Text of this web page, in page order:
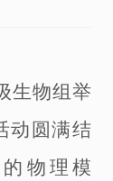
生物组举
动圆满结
物理模